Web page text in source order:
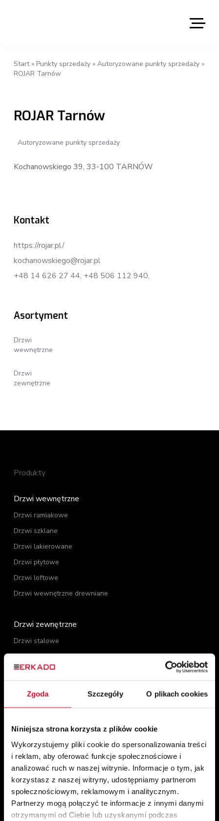
Zgoda Szczegóły O plikach cookies
Niniejsza strona korzysta z plików cookie
Wykorzystujemy pliki cookie do spersonalizowania treści
i reklam, aby oferować funkcje społecznościowe i
analizować ruch w naszej witrynie. Informacje o tym, jak
korzystasz z naszej witryny, udostępniamy partnerom
społecznościowym, reklamowym i analitycznym.
Partnerzy mogą połączyć te informacje z innymi danymi
otrzymanymi od Ciebie lub uzyskanymi podczas
Start» Punkty sprzedaży » Autoryzowane punkty sprzedaży »
ROJAR Tarnów
ROJAR Tarnów
Autoryzowane punkty sprzedaży
Kochanowskiego 39, 33-100 TARNÓW
Kontakt
https://rojar.pl/
kochanowskiego@rojar.pl
+48 14 626 27 44, +48 506 112 940,
Asortyment
Drzwi
wewnętrzne
Drzwi
zewnętrzne
Produkty
Drzwi wewnętrzne
Drzwi ramiakowe
Drzwi szklane
Drzwi lakierowane
Drzwi płytowe
Drzwi loftowe
Drzwi wewnętrzne drewniane
Drzwi zewnętrzne
Drzwi stalowe
Drzwi zewnętrzne drewniane
Drzwi do mieszkania
Ościeżnice
Lamele ścienne
Drzwi z intarsjami
Katalogi do pobrania
Katalog drzwi wewnętrznych 2026